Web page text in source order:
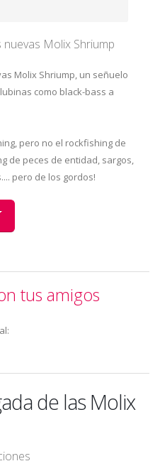
Molix Shriump
Molix Shriump, un señuelo
como black-bass a
pero no el rockfishing de
de peces de entidad, sargos,
pero de los gordos!
tus amigos
de las Molix